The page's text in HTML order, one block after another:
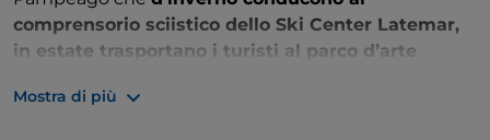
comprensorio sciistico dello Ski Center Latemar,
in estate trasportano i turisti al parco d’arte
Gli amanti delle due ruote avranno di che divertirsi
Mostra di più